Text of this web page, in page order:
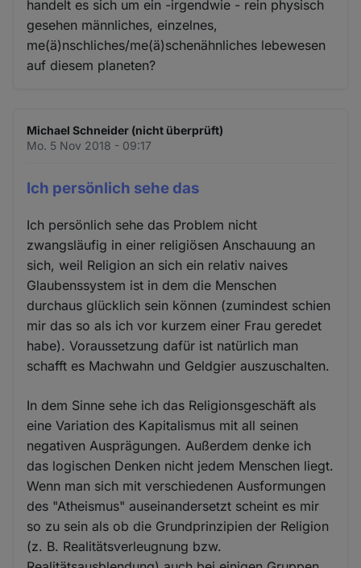
handelt es sich um ein -irgendwie - rein physisch
gesehen männliches, einzelnes,
me(ä)nschliches/me(ä)schenähnliches lebewesen
auf diesem planeten?
Michael Schneider (nicht überprüft)
Mo. 5 Nov 2018 - 09:17
Ich persönlich sehe das
Ich persönlich sehe das Problem nicht
zwangsläufig in einer religiösen Anschauung an
sich, weil Religion an sich ein relativ naives
Glaubenssystem ist in dem die Menschen
durchaus glücklich sein können (zumindest schien
mir das so als ich vor kurzem einer Frau geredet
habe). Voraussetzung dafür ist natürlich man
schafft es Machwahn und Geldgier auszuschalten.
In dem Sinne sehe ich das Religionsgeschäft als
eine Variation des Kapitalismus mit all seinen
negativen Ausprägungen. Außerdem denke ich
das logischen Denken nicht jedem Menschen liegt.
Wenn man sich mit verschiedenen Ausformungen
des "Atheismus" auseinandersetzt scheint es mir
so zu sein als ob die Grundprinzipien der Religion
(z. B. Realitätsverleugnung bzw.